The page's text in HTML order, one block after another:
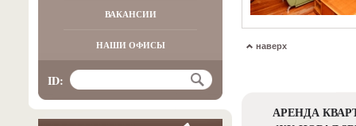
ВАКАНСИИ
НАШИ ОФИСЫ
ID:
наверх
АРЕНДА